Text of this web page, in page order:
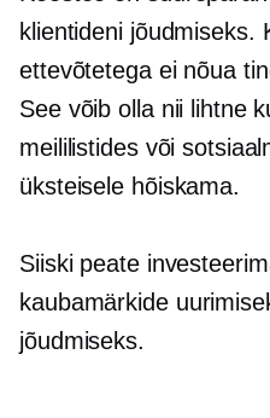
klientideni jõudmiseks.
ettevõtetega ei nõua
See võib olla nii lihtne
meililistides või
üksteisele hõiskama.
Siiski peate
kaubamärkide
jõudmiseks.